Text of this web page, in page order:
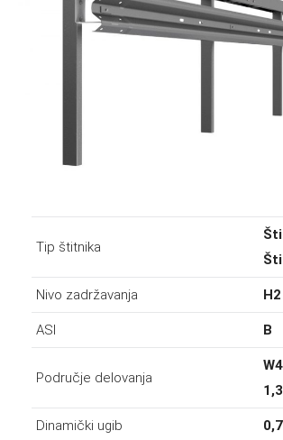
Tip štitnika
Nivo zadržavanja H2
ASI B
Područje delovanja
Dinamički ugib